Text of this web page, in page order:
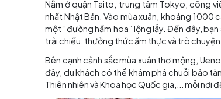
Thời tiết mùa xuân
Check-in 6 điểm